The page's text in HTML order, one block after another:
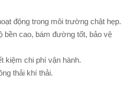
động trong môi trường chật hẹp.
bền cao, bám đường tốt, bảo vệ
kiệm chi phí vận hành.
thải khí thải.